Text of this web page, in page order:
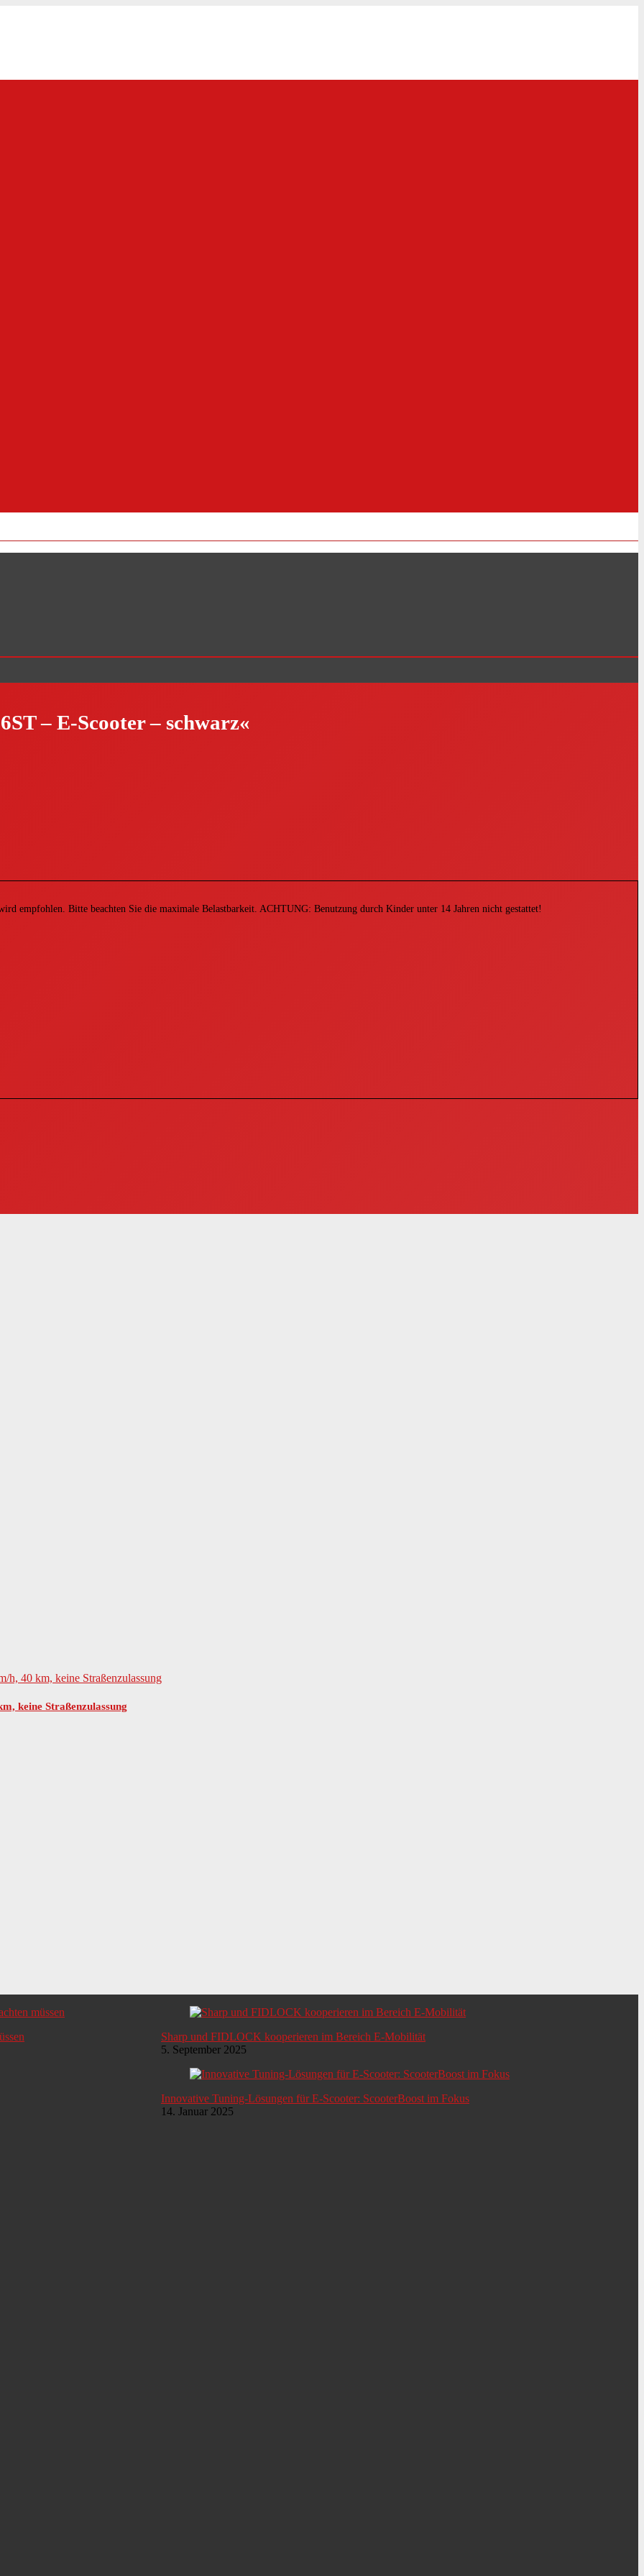
– E-Scooter – schwarz«
empfohlen. Bitte beachten Sie die maximale Belastbarkeit. ACHTUNG: Benutzung durch Kinder unter 14 Jahren nicht gestattet!
keine Straßenzulassung
Sharp und FIDLOCK kooperieren im Bereich E-Mobilität
5. September 2025
Innovative Tuning-Lösungen für E-Scooter: ScooterBoost im Fokus
14. Januar 2025